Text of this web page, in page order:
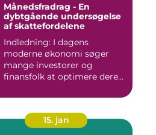
Månedsfradrag - En
dybtgående undersøgelse
af skattefordelene
Indledning: I dagens
moderne økonomi søger
mange investorer og
finansfolk at optimere deres
15. jan